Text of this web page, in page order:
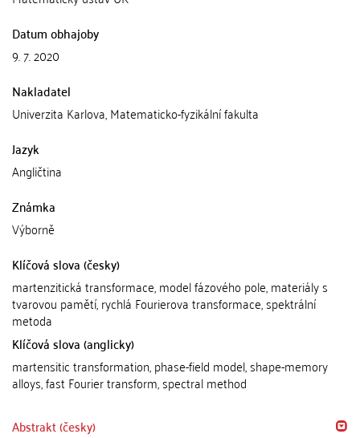
Datum obhajoby
9. 7. 2020
Nakladatel
Univerzita Karlova, Matematicko-fyzikální fakulta
Jazyk
Angličtina
Známka
Výborně
Klíčová slova (česky)
martenzitická transformace, model fázového pole, materiály s
tvarovou pamětí, rychlá Fourierova transformace, spektrální
metoda
Klíčová slova (anglicky)
martensitic transformation, phase-field model, shape-memory
alloys, fast Fourier transform, spectral method
Abstrakt (česky)